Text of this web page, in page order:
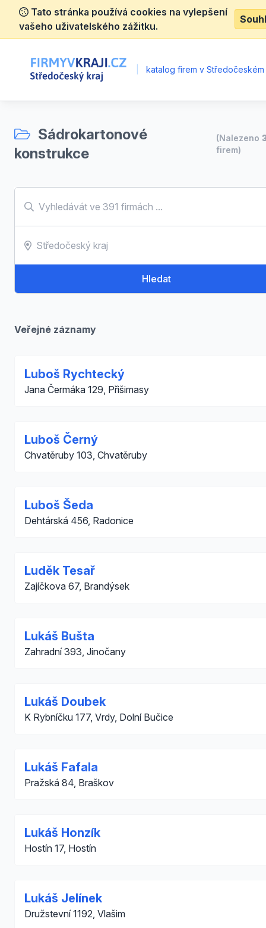
Tato stránka používá cookies na vylepšení
vašeho uživatelského zážitku.
katalog firem v Středočeském
Sádrokartonové
konstrukce
(Nalezeno
firem)
Hledat
Veřejné záznamy
Luboš Rychtecký
Jana Čermáka 129, Přišimasy
Luboš Černý
Chvatěruby 103, Chvatěruby
Luboš Šeda
Dehtárská 456, Radonice
Luděk Tesař
Zajíčkova 67, Brandýsek
Lukáš Bušta
Zahradní 393, Jinočany
Lukáš Doubek
K Rybníčku 177, Vrdy, Dolní Bučice
Lukáš Fafala
Pražská 84, Braškov
Lukáš Honzík
Hostín 17, Hostín
Lukáš Jelínek
Družstevní 1192, Vlašim